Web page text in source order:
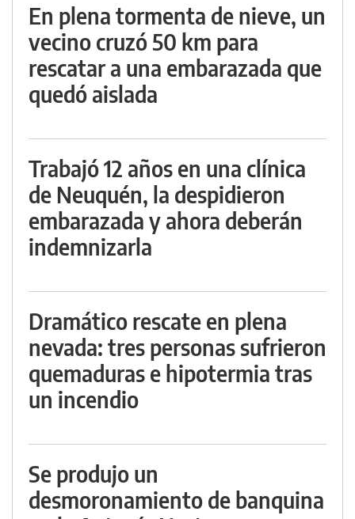
En plena tormenta de nieve, un
vecino cruzó 50 km para
rescatar a una embarazada que
quedó aislada
Trabajó 12 años en una clínica
de Neuquén, la despidieron
embarazada y ahora deberán
indemnizarla
Dramático rescate en plena
nevada: tres personas sufrieron
quemaduras e hipotermia tras
un incendio
Se produjo un
desmoronamiento de banquina